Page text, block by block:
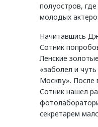
полуостров,
молодых
Начитавшись
Сотник
Ленские
«заболел и
Москву». После
Сотник нашел
секретарем